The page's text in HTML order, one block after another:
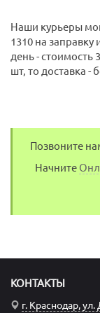
Наши курьеры
1310 на
день - стоимость
шт, то доставка -
Позвоните
Начните
КОНТАКТЫ
г. Краснодар,